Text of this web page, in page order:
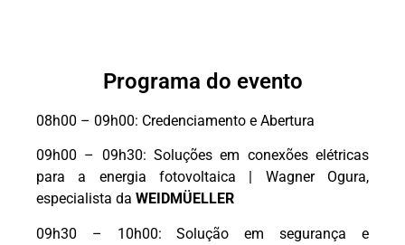
Programa do evento
08h00 – 09h00: Credenciamento e Abertura
09h00 – 09h30: Soluções em conexões elétricas
para a energia fotovoltaica | Wagner Ogura,
especialista da WEIDMÜELLER
09h30 – 10h00: Solução em segurança e